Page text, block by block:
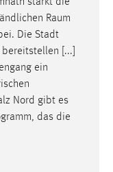
Raum
Die Stadt
[...]
ein
Nord gibt es
das die